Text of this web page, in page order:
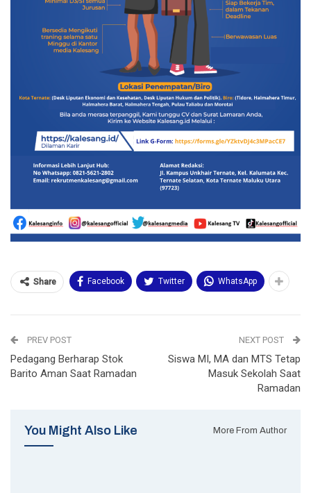
Share Facebook Twitter WhatsApp
PREV POST
Pedagang Berharap Stok
Barito Aman Saat Ramadan
NEXT POST
Siswa MI, MA dan MTS Tetap
Masuk Sekolah Saat
Ramadan
You Might Also Like More From Author